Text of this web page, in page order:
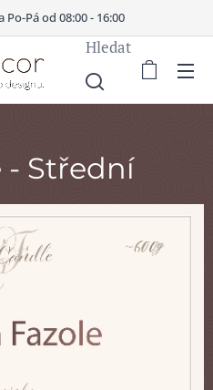
Pá od 08:00 - 16:00
Hledat
- Střední